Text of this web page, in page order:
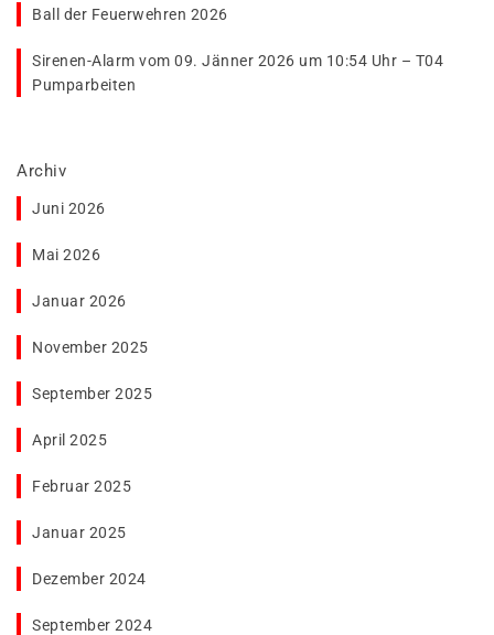
Ball der Feuerwehren 2026
Sirenen-Alarm vom 09. Jänner 2026 um 10:54 Uhr – T04
Pumparbeiten
Archiv
Juni 2026
Mai 2026
Januar 2026
November 2025
September 2025
April 2025
Februar 2025
Januar 2025
Dezember 2024
September 2024